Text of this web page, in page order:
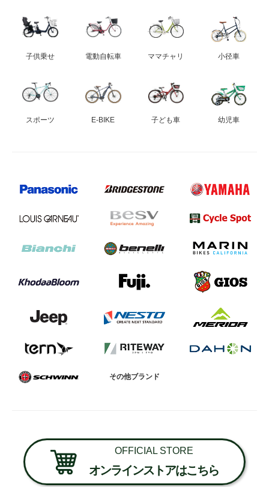
子供乗せ 電動自転車 ママチャリ 小径車
スポーツ E-BIKE 子ども車 幼児車
その他ブランド
OFFICIAL STORE
オンラインストアはこちら